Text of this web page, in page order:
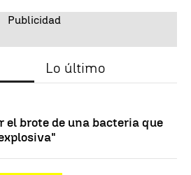
Lo último
el brote de una bacteria que